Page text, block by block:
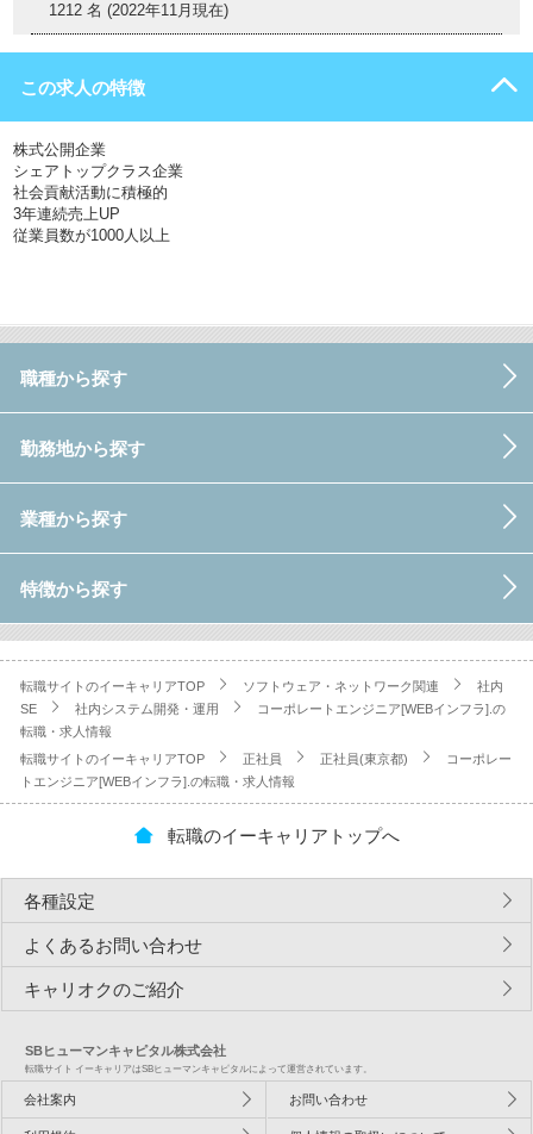
1212 名 (2022年11月現在)
この求人の特徴
株式公開企業
シェアトップクラス企業
社会貢献活動に積極的
3年連続売上UP
従業員数が1000人以上
職種から探す
勤務地から探す
業種から探す
特徴から探す
転職サイトのイーキャリアTOP ソフトウェア・ネットワーク関連
社内
SE
社内システム開発・運用
コーポレートエンジニア[WEBインフラ].の
転職・求人情報
転職サイトのイーキャリアTOP
正社員 正社員(東京都)
コーポレー
トエンジニア[WEBインフラ].の転職・求人情報
転職のイーキャリアトップへ
各種設定
よくあるお問い合わせ
キャリオクのご紹介
SBヒューマンキャピタル株式会社
転職サイト イーキャリアはSBヒューマンキャピタルによって運営されています。
会社案内 お問い合わせ